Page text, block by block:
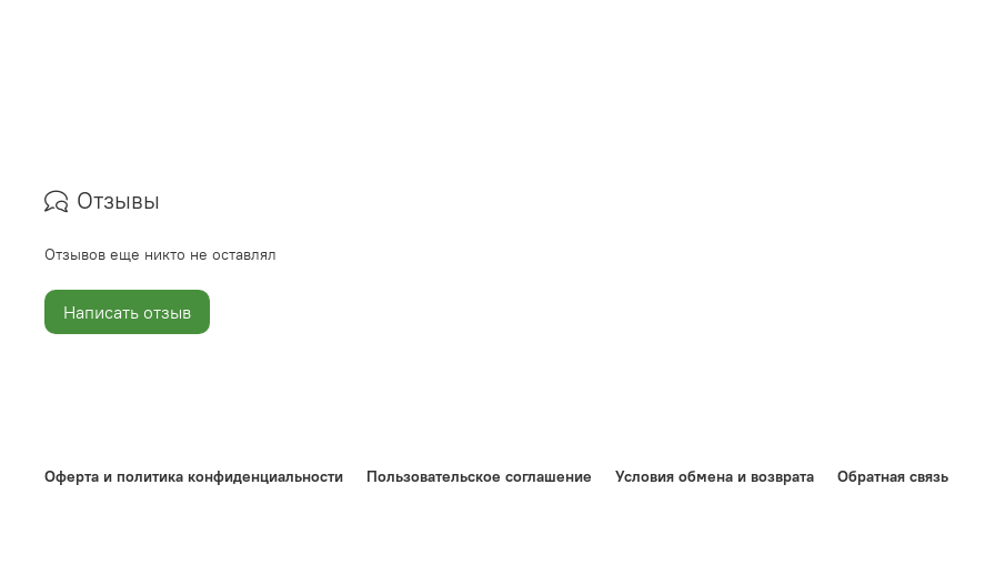
Отзывы
Отзывов еще никто не оставлял
Написать отзыв
Оферта и политика конфиденциальности Пользовательское соглашение Условия обмена и возврата Обратная связь